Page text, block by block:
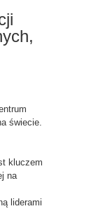
świecie.
kluczem
na
liderami